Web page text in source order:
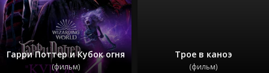
Гарри Поттер и Кубок огня
(фильм)
Трое в каноэ
(фильм)